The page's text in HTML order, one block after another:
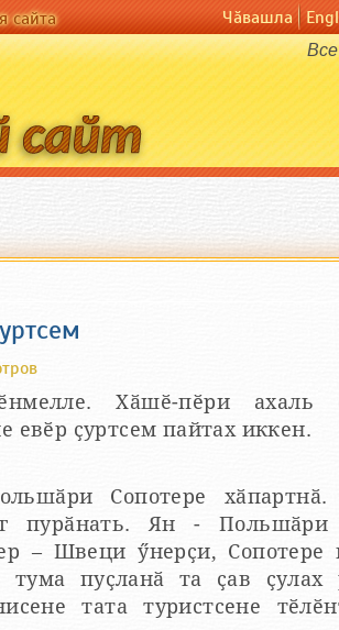
сайта Чӑвашла
Хӑшӗ-пӗри ахаль
евӗр ҫуртсем пайтах иккен.
Сопотере
пурӑнать. Ян - Польшӑри
– Швеци ӳнерҫи, Сопотере
тума пуҫланӑ та ҫав ҫулах
тата туристсене